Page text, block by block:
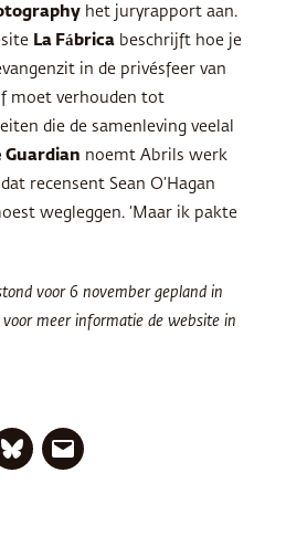
het juryrapport aan.
La Fábrica beschrijft hoe je
in de privésfeer van
moet verhouden tot
die de samenleving veelal
Guardian noemt Abrils werk
recensent Sean O’Hagan
wegleggen. ‘Maar ik pakte
voor 6 november gepland in
meer informatie de website in